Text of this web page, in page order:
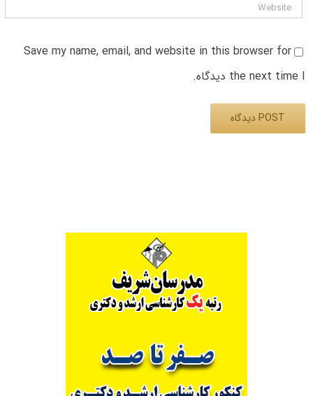
Save my name, email, and website in this browser for
the next time I دیدگاه.